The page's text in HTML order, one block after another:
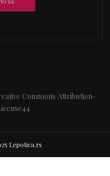
Commons Attribution-
44
Lepotica.rs